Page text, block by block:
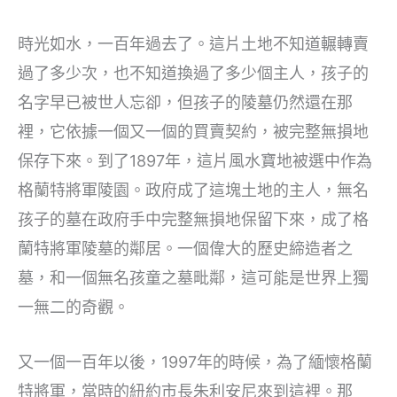
時光如水，一百年過去了。這片土地不知道輾轉賣
過了多少次，也不知道換過了多少個主人，孩子的
名字早已被世人忘卻，但孩子的陵墓仍然還在那
裡，它依據一個又一個的買賣契約，被完整無損地
保存下來。到了1897年，這片風水寶地被選中作為
格蘭特將軍陵園。政府成了這塊土地的主人，無名
孩子的墓在政府手中完整無損地保留下來，成了格
蘭特將軍陵墓的鄰居。一個偉大的歷史締造者之
墓，和一個無名孩童之墓毗鄰，這可能是世界上獨
一無二的奇觀。
又一個一百年以後，1997年的時候，為了緬懷格蘭
特將軍，當時的紐約市長朱利安尼來到這裡。那